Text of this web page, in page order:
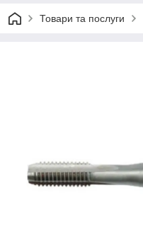
Товари та послуги